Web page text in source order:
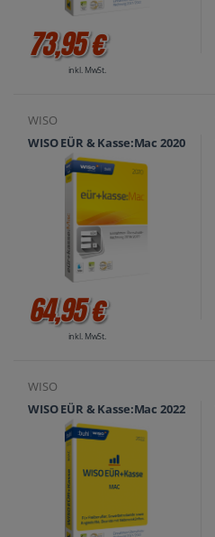
73,95 €
inkl. MwSt.
WISO
WISO EÜR & Kasse:Mac 2020
64,95 €
inkl. MwSt.
WISO
WISO EÜR & Kasse:Mac 2022